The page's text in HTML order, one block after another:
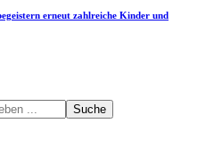
erneut zahlreiche Kinder und
Suche